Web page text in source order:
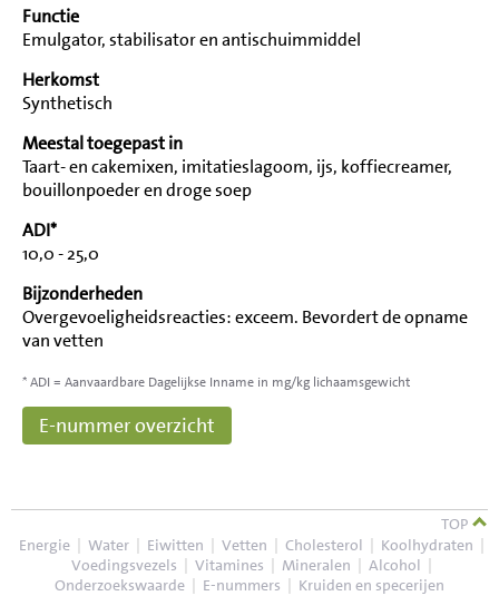
Functie
Emulgator, stabilisator en antischuimmiddel
Herkomst
Synthetisch
Meestal toegepast in
Taart- en cakemixen, imitatieslagoom, ijs, koffiecreamer,
bouillonpoeder en droge soep
ADI*
10,0 - 25,0
Bijzonderheden
Overgevoeligheidsreacties: exceem. Bevordert de opname
van vetten
* ADI = Aanvaardbare Dagelijkse Inname in mg/kg lichaamsgewicht
E-nummer overzicht
TOP
Energie | Water | Eiwitten | Vetten | Cholesterol | Koolhydraten |
Voedingsvezels | Vitamines | Mineralen | Alcohol |
Onderzoekswaarde | E-nummers | Kruiden en specerijen